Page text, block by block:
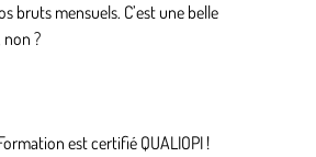
bruts mensuels. C’est une belle
?
est certifié QUALIOPI !